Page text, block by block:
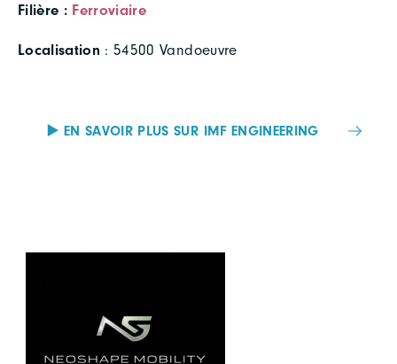
Filière : Ferroviaire
Localisation : 54500 Vandoeuvre
▶️ EN SAVOIR PLUS SUR IMF ENGINEERING